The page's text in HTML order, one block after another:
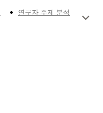
연구자 주제 분석